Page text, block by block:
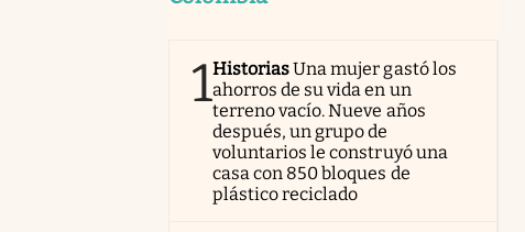
1HistoriasUna mujer gastó los
ahorros de su vida en un
terreno vacío. Nueve años
después, un grupo de
voluntarios le construyó una
casa con 850 bloques de
plástico reciclado